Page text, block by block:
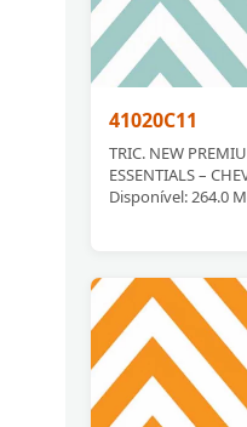
41020C11
TRIC. NEW
ESSENTIALS –
Disponível: 264.0